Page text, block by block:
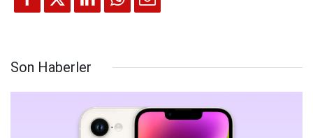
Son Haberler